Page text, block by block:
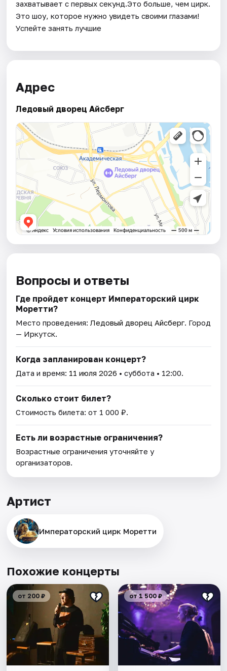
захватывает с первых секунд.Это больше, чем цирк.
Это шоу, которое нужно увидеть своими глазами!
Успейте занять лучшие
Адрес
Ледовый дворец Айсберг
Вопросы и ответы
Где пройдет концерт Императорский цирк
Моретти?
Место проведения:Ледовый дворец Айсберг. Город
— Иркутск.
Когда запланирован концерт?
Дата и время: 11 июля 2026 • суббота • 12:00.
Сколько стоит билет?
Стоимость билета: от 1 000 ₽.
Есть ли возрастные ограничения?
Возрастные ограничения уточняйте у
организаторов.
Артист
Императорский цирк Моретти
Похожие концерты
от 200 ₽ от 1 500 ₽